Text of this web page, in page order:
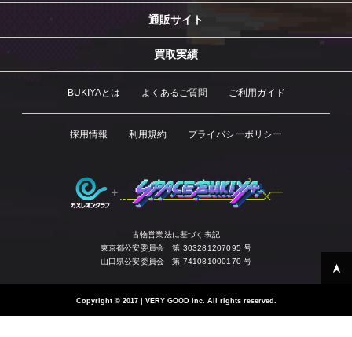
通販サイト
買取実績
BUKIYAとは よくあるご質問 ご利用ガイド
採用情報 利用規約 プライバシーポリシー
古物営業法に基づく表記
東京都公安委員会 第 303281207095 号
山口県公安委員会 第 741081000170 号
Copyright ©2017 | VERY GOOD inc. All rights reserved.